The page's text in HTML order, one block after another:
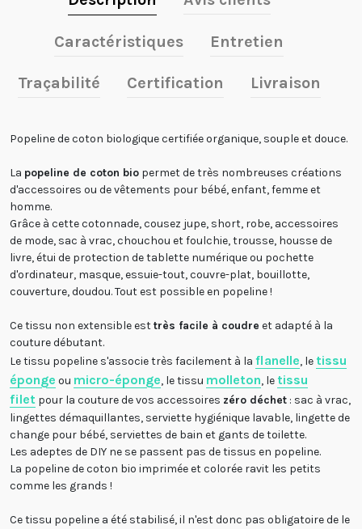
Caractéristiques Entretien
Traçabilité Certification Livraison
Popeline de coton biologique certifiée organique, souple et douce.
La popeline de coton bio permet de très nombreuses créations
d'accessoires ou de vêtements pour bébé, enfant, femme et
homme.
Grâce à cette cotonnade, cousez jupe, short, robe, accessoires
de mode, sac à vrac, chouchou et foulchie, trousse, housse de
livre, étui de protection de tablette numérique ou pochette
d'ordinateur, masque, essuie-tout, couvre-plat, bouillotte,
couverture, doudou.Tout est possible en popeline !
Ce tissu non extensible esttrès facile à coudre et adapté à la
couture débutant.
Le tissu popeline s'associe très facilement à la flanelle, le tissu
éponge ou micro-éponge, le tissu molleton, le tissu
filet pour la couture de vos accessoires zéro déchet : sac à vrac,
lingettes démaquillantes, serviette hygiénique lavable, lingette de
change pour bébé, serviettes de bain et gants de toilette.
Les adeptes de DIY ne se passent pas de tissus en popeline.
La popeline de coton bio imprimée et colorée ravit les petits
comme les grands !
Ce tissu popeline a été stabilisé, il n'est donc pas obligatoire de le